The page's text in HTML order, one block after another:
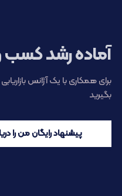
آماده رشد کسب
برای همکاری با یک آژانس
بگیرید
پیشنهاد رایگان من را